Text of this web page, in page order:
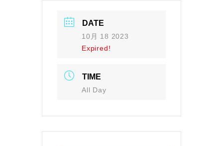
DATE
10月 18 2023
Expired!
TIME
All Day